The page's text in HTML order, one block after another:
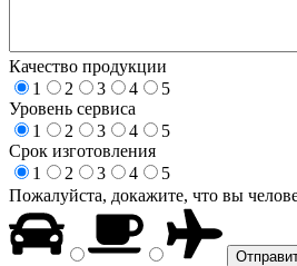
Качество продукции
1
2 3 4
5
Уровень сервиса
1
2 3 4
5
Срок изготовления
1
2 3 4
5
Пожалуйста, докажите, что вы